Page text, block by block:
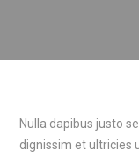
Nulla dapibus justo
dignissim et ultricies